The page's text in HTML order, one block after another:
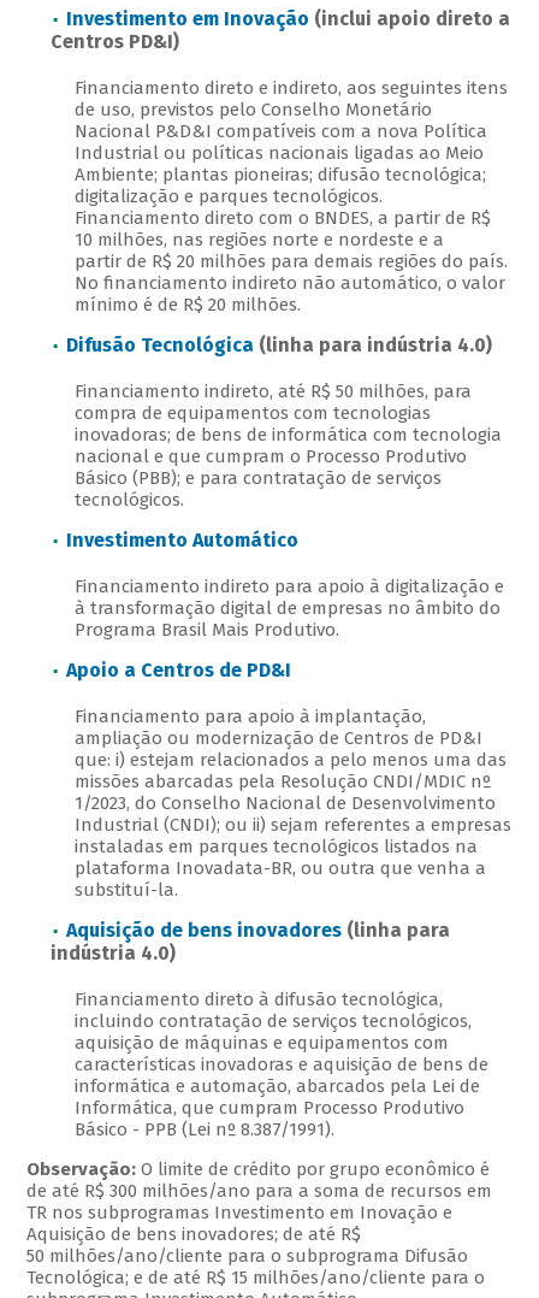
Investimento em Inovação (inclui apoio direto a
Centros PD&I)
Financiamento direto e indireto, aos seguintes itens
de uso, previstos pelo Conselho Monetário
Nacional P&D&I compatíveis com a nova Política
Industrial ou políticas nacionais ligadas ao Meio
Ambiente; plantas pioneiras; difusão tecnológica;
digitalização e parques tecnológicos.
Financiamento direto com o BNDES, a partir de R$
10 milhões, nas regiões norte e nordeste e a
partir de R$ 20 milhões para demais regiões do país.
No financiamento indireto não automático, o valor
mínimo é de R$ 20 milhões.
Difusão Tecnológica (linha para indústria 4.0)
Financiamento indireto, até R$ 50 milhões, para
compra de equipamentos com tecnologias
inovadoras; de bens de informática com tecnologia
nacional e que cumpram o Processo Produtivo
Básico (PBB); e para contratação de serviços
tecnológicos.
Investimento Automático
Financiamento indireto para apoio à digitalização e
à transformação digital de empresas no âmbito do
Programa Brasil Mais Produtivo.
Apoio a Centros de PD&I
Financiamento para apoio à implantação,
ampliação ou modernização de Centros de PD&I
que: i) estejam relacionados a pelo menos uma das
missões abarcadas pela Resolução CNDI/MDIC nº
1/2023, do Conselho Nacional de Desenvolvimento
Industrial (CNDI); ou ii) sejam referentes a empresas
instaladas em parques tecnológicos listados na
plataforma Inovadata-BR, ou outra que venha a
substituí-la.
Aquisição de bens inovadores (linha para
indústria 4.0)
Financiamento direto à difusão tecnológica,
incluindo contratação de serviços tecnológicos,
aquisição de máquinas e equipamentos com
características inovadoras e aquisição de bens de
informática e automação, abarcados pela Lei de
Informática, que cumpram Processo Produtivo
Básico - PPB (Lei nº 8.387/1991).
Observação: O limite de crédito por grupo econômico é
de até R$ 300 milhões/ano para a soma de recursos em
TR nos subprogramas Investimento em Inovação e
Aquisição de bens inovadores; de até R$
50 milhões/ano/cliente para o subprograma Difusão
Tecnológica; e de até R$ 15 milhões/ano/cliente para o